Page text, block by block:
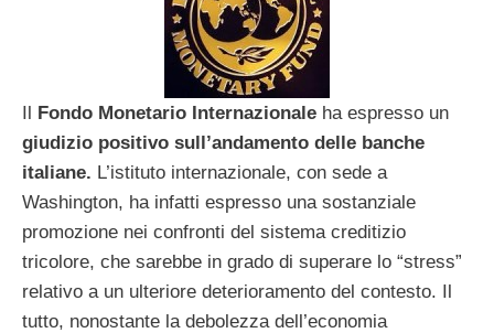
Il Fondo Monetario Internazionale ha espresso un
giudizio positivo sull’andamento delle banche
italiane. L’istituto internazionale, con sede a
Washington, ha infatti espresso una sostanziale
promozione nei confronti del sistema creditizio
tricolore, che sarebbe in grado di superare lo “stress”
relativo a un ulteriore deterioramento del contesto. Il
tutto, nonostante la debolezza dell’economia